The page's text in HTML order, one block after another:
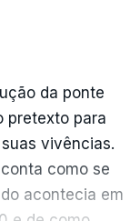
da ponte
pretexto para
vivências.
como se
acontecia em